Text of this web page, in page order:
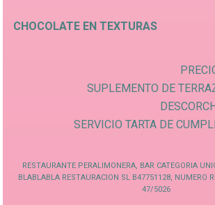
CHOCOLATE EN TEXTURAS
SUPLEMENTO DE
SERVICIO TARTA DE
RESTAURANTE PERALIMONERA, BAR CATEGORIA
BLABLABLA RESTAURACION SL B47751128, NUMERO
47/5026